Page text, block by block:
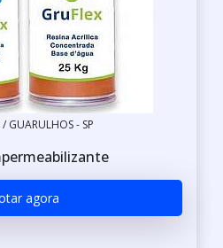
/ GUARULHOS - SP
agora